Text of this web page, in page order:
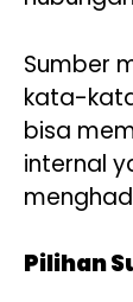
Sumber
kata-
bisa
internal
Pilihan